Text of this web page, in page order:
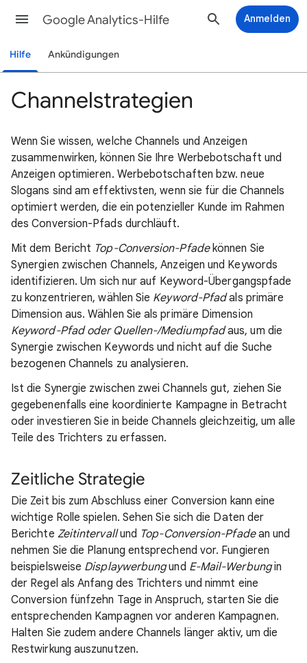
Google Analytics-Hilfe Anmelden
Hilfe Ankündigungen
Channelstrategien
Wenn Sie wissen, welche Channels und Anzeigen
zusammenwirken, können Sie Ihre Werbebotschaft und
Anzeigen optimieren. Werbebotschaften bzw. neue
Slogans sind am effektivsten, wenn sie für die Channels
optimiert werden, die ein potenzieller Kunde im Rahmen
des Conversion-Pfads durchläuft.
Mit dem Bericht Top-Conversion-Pfadekönnen Sie
Synergien zwischen Channels, Anzeigen und Keywords
identifizieren. Um sich nur auf Keyword-Übergangspfade
zu konzentrieren, wählen Sie Keyword-Pfadals primäre
Dimension aus. Wählen Sie als primäre Dimension
Keyword-Pfad oder Quellen-/Mediumpfadaus, um die
Synergie zwischen Keywords und nicht auf die Suche
bezogenen Channels zu analysieren.
Ist die Synergie zwischen zwei Channels gut, ziehen Sie
gegebenenfalls eine koordinierte Kampagne in Betracht
oder investieren Sie in beide Channels gleichzeitig, um alle
Teile des Trichters zu erfassen.
Zeitliche Strategie
Die Zeit bis zum Abschluss einer Conversion kann eine
wichtige Rolle spielen. Sehen Sie sich die Daten der
Berichte Zeitintervallund Top-Conversion-Pfadean und
nehmen Sie die Planung entsprechend vor. Fungieren
beispielsweise Displaywerbungund E-Mail-Werbungin
der Regel als Anfang des Trichters und nimmt eine
Conversion fünfzehn Tage in Anspruch, starten Sie die
entsprechenden Kampagnen vor anderen Kampagnen.
Halten Sie zudem andere Channels länger aktiv, um die
Restwirkung auszunutzen.